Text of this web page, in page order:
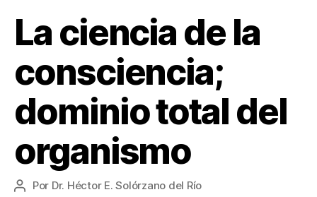
La ciencia de la
consciencia;
dominio total del
organismo
Autor
Por Dr. Héctor E. Solórzano del Río